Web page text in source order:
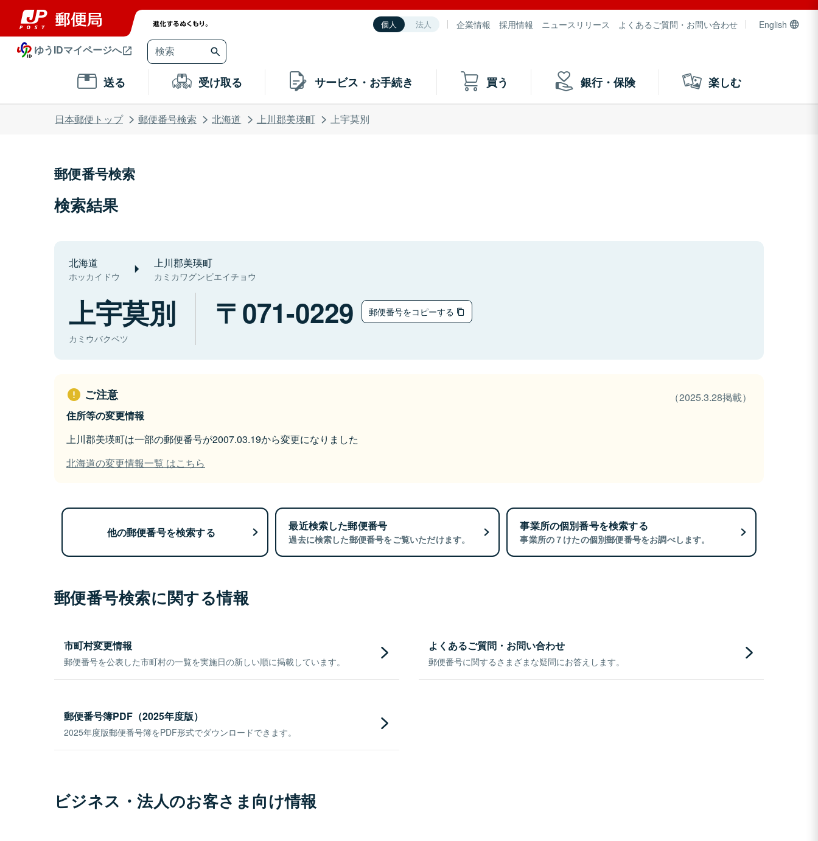
個人 法人 企業情報 採用情報 ニュースリリース よくあるご質問・お問い合わせ English
ゆうIDマイページへ
送る 受け取る サービス・お手続き 買う 銀行・保険 楽しむ
日本郵便トップ 郵便番号検索 北海道 上川郡美瑛町 上宇莫別
郵便番号検索
検索結果
北海道
ホッカイドウ
上川郡美瑛町
カミカワグンビエイチョウ
上宇莫別
カミウバクベツ
071-0229 郵便番号をコピーする
ご注意
（2025.3.28掲載）
住所等の変更情報
上川郡美瑛町は一部の郵便番号が2007.03.19から変更になりました
北海道の変更情報一覧 はこちら
他の郵便番号を検索する 最近検索した郵便番号
過去に検索した郵便番号をご覧いただけます。
事業所の個別番号を検索する
事業所の７けたの個別郵便番号をお調べします。
郵便番号検索に関する情報
市町村変更情報
郵便番号を公表した市町村の一覧を実施日の新しい順に掲載しています。
よくあるご質問・お問い合わせ
郵便番号に関するさまざまな疑問にお答えします。
郵便番号簿PDF（2025年度版）
2025年度版郵便番号簿をPDF形式でダウンロードできます。
ビジネス・法人のお客さま向け情報